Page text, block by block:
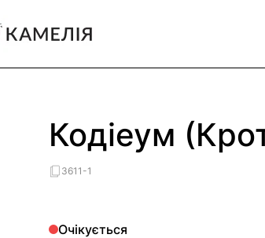
Кодіеум
3611-1
Очікується